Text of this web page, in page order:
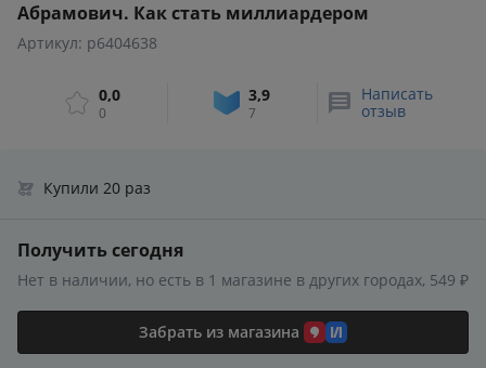
Абрамович. Как стать миллиардером
Артикул: p6404638
0,0
0
3,9
7
Написать
отзыв
Купили 20 раз
Получить сегодня
Нет в наличии, но есть в 1 магазине в других городах, 549 ₽
Забрать из магазина